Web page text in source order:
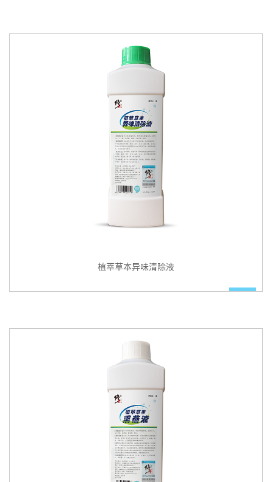
植萃草本异味清除液